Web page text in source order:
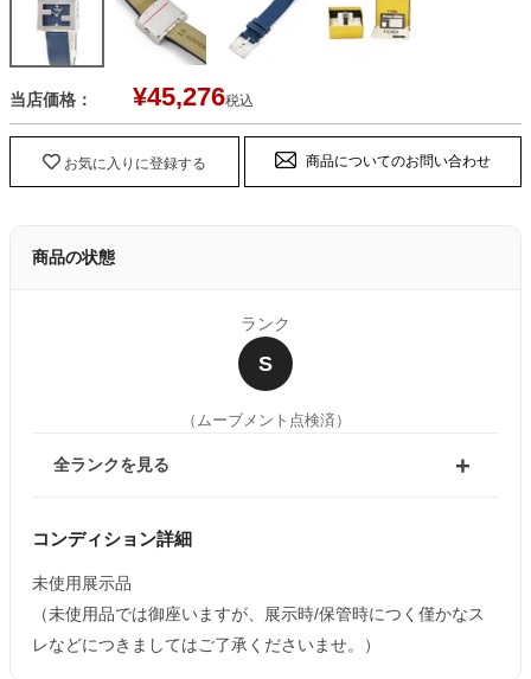
当店価格： ¥45,276税込
お気に入りに登録する 商品についてのお問い合わせ
商品の状態
ランク
S
（ムーブメント点検済）
全ランクを見る
コンディション詳細
未使用展示品
（未使用品では御座いますが、展示時/保管時につく僅かなス
レなどにつきましてはご了承くださいませ。）